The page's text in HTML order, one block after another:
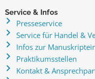
Service & Infos
Presseservice
Service für Handel &
Infos zur
Praktikumsstellen
Kontakt &